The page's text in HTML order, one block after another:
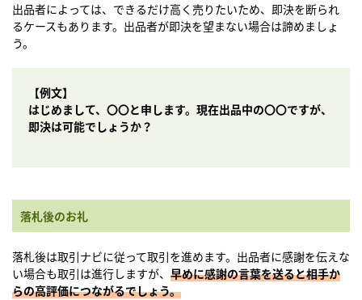
出品者によっては、できるだけ高く売りたいため、即決を断られ
るケースもあります。出品者が即決を望まない場合は諦めましょ
う。
【例文】
はじめまして、〇〇と申します。現在出品中の〇〇ですが、
即決は可能でしょうか？
落札後のお礼
落札後は取引ナビに従って取引を進めます。出品者に感謝を伝えな
い場合も取引は進行しますが、 早めに感謝の言葉を送ると相手か
らの高評価につながるでしょう。